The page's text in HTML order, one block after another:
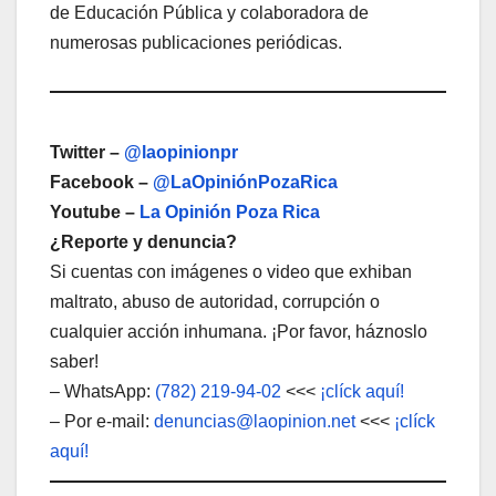
de Educación Pública y colaboradora de
numerosas publicaciones periódicas.
Twitter – @laopinionpr
Facebook – @LaOpiniónPozaRica
Youtube – La Opinión Poza Rica
¿Reporte y denuncia?
Si cuentas con imágenes o video que exhiban
maltrato, abuso de autoridad, corrupción o
cualquier acción inhumana. ¡Por favor, háznoslo
saber!
– WhatsApp: (782) 219-94-02 <<< ¡clíck aquí!
– Por e-mail: denuncias@laopinion.net<<< ¡clíck
aquí!